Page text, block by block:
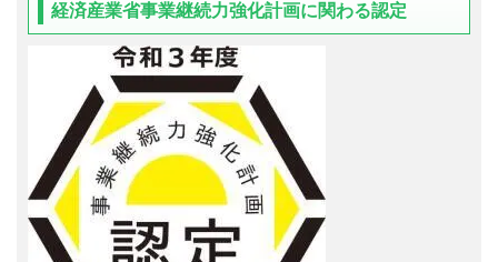
経済産業省事業継続力強化計画に関わる認定